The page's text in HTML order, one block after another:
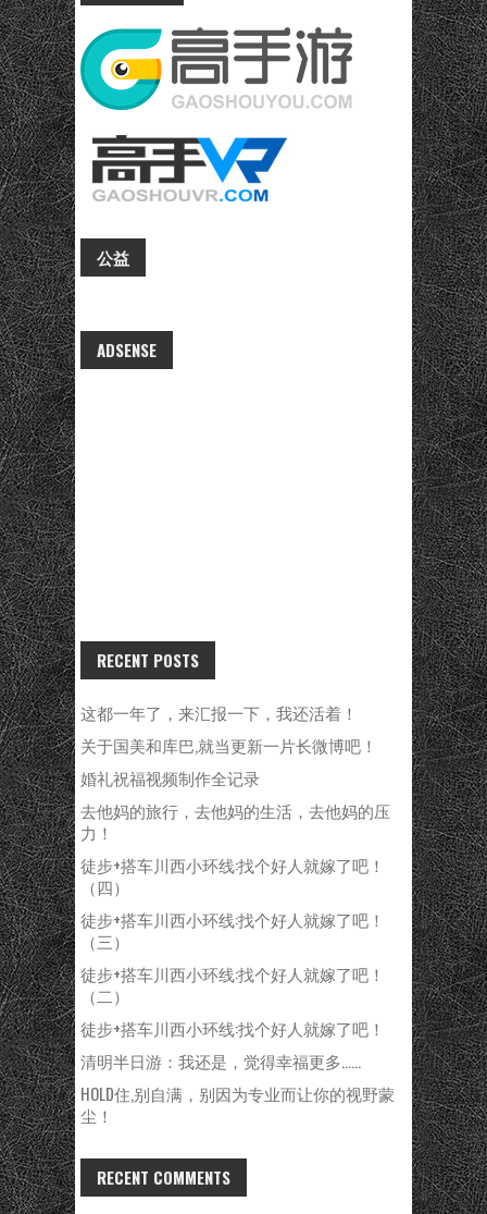
公益
ADSENSE
RECENT POSTS
这都一年了，来汇报一下，我还活着！
关于国美和库巴,就当更新一片长微博吧！
婚礼祝福视频制作全记录
去他妈的旅行，去他妈的生活，去他妈的压
力！
徒步+搭车川西小环线:找个好人就嫁了吧！
（四）
徒步+搭车川西小环线:找个好人就嫁了吧！
（三）
徒步+搭车川西小环线:找个好人就嫁了吧！
（二）
徒步+搭车川西小环线:找个好人就嫁了吧！
清明半日游：我还是，觉得幸福更多……
HOLD住,别自满，别因为专业而让你的视野蒙
尘！
RECENT COMMENTS